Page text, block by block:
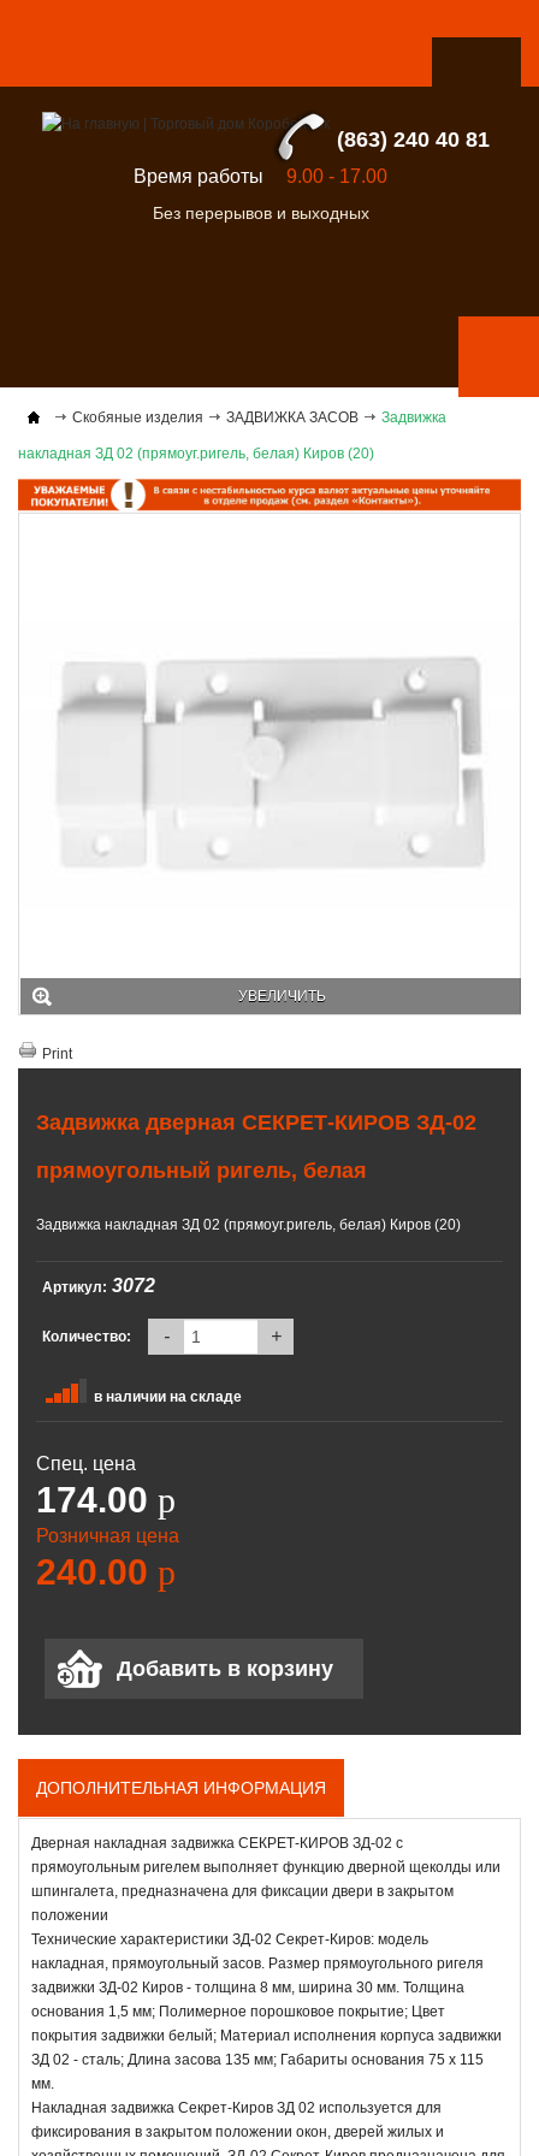
(863) 240 40 81
Время работы 9.00 - 17.00
Без перерывов и выходных
Скобяные изделия ЗАДВИЖКА ЗАСОВ Задвижка
накладная ЗД 02 (прямоуг.ригель, белая) Киров (20)
УВЕЛИЧИТЬ
Print
Задвижка дверная СЕКРЕТ-КИРОВ ЗД-02
прямоугольный ригель, белая
Задвижка накладная ЗД 02 (прямоуг.ригель, белая) Киров (20)
Артикул: 3072
Количество: - +
в наличии на складе
Спец. цена
174.00 p
Розничная цена
240.00 p
ДОПОЛНИТЕЛЬНАЯ ИНФОРМАЦИЯ
Дверная накладная задвижка СЕКРЕТ-КИРОВ ЗД-02 с
прямоугольным ригелем выполняет функцию дверной щеколды или
шпингалета, предназначена для фиксации двери в закрытом
положении
Технические характеристики ЗД-02 Секрет-Киров: модель
накладная, прямоугольный засов. Размер прямоугольного ригеля
задвижки ЗД-02 Киров - толщина 8 мм, ширина 30 мм. Толщина
основания 1,5 мм; Полимерное порошковое покрытие; Цвет
покрытия задвижки белый; Материал исполнения корпуса задвижки
ЗД 02 - сталь; Длина засова 135 мм; Габариты основания 75 х 115
мм.
Накладная задвижка Секрет-Киров ЗД 02 используется для
фиксирования в закрытом положении окон, дверей жилых и